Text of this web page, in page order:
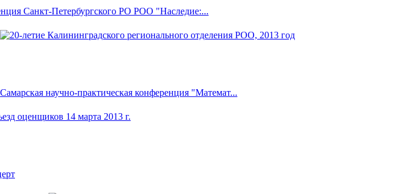
Санкт-Петербургского РО РОО "Наследие:...
Самарская научно-практическая конференция "Математ...